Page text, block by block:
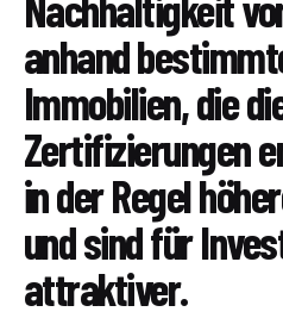
anhand
Immobilien, die
Zertifizierungen
in der Regel
und sind für
attraktiver.